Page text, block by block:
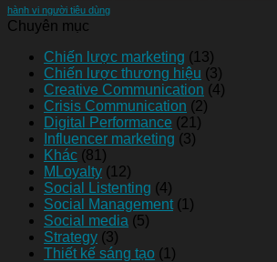
hành vi người tiêu dùng
Chuyên mục
Chiến lược marketing (13)
Chiến lược thương hiệu (3)
Creative Communication (4)
Crisis Communication (2)
Digital Performance (21)
Influencer marketing (3)
Khác (81)
MLoyalty (12)
Social Listenting (4)
Social Management (1)
Social media (5)
Strategy (3)
Thiết kế sáng tạo (1)